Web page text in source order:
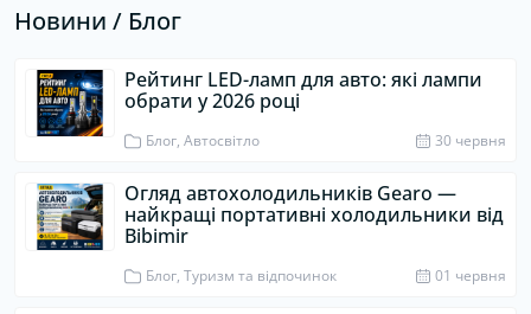
Новини / Блог
Рейтинг LED-ламп для авто: які лампи
обрати у 2026 році
Блог, Автосвітло 30 червня
Огляд автохолодильників Gearo —
найкращі портативні холодильники від
Bibimir
Блог, Туризм та відпочинок 01 червня